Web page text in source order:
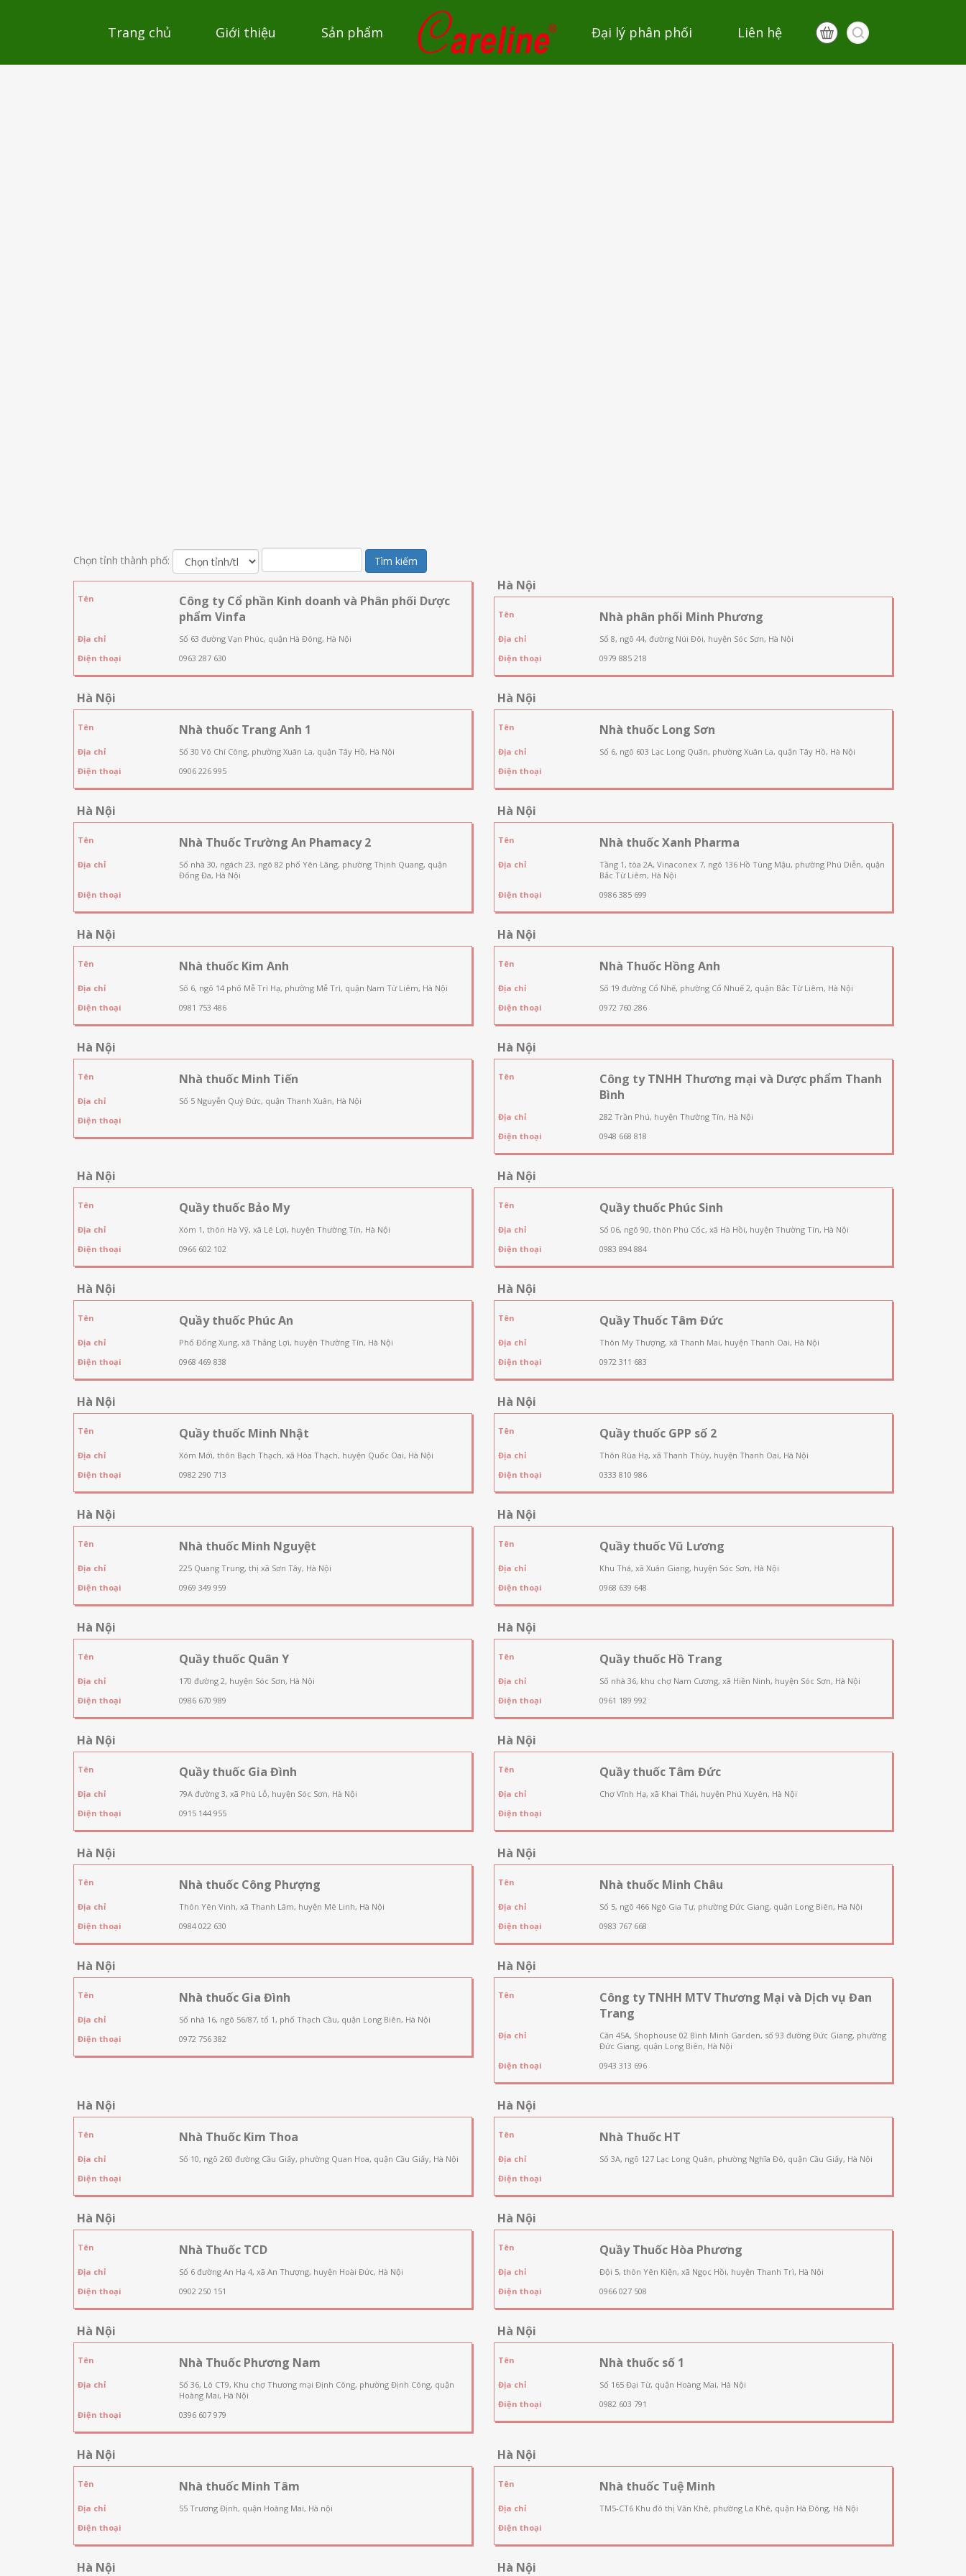
Trang chủ Giới thiệu Sản phẩm Đại lý phân phối Liên hệ
Chọn tỉnh thành phố: Tìm kiếm
Tên
Công ty Cổ phần Kinh doanh và Phân phối Dược
phẩm Vinfa
Địa chỉ
Số 63 đường Vạn Phúc, quận Hà Đông, Hà Nội
Điện thoại
0963 287 630
Hà Nội
Tên Nhà phân phối Minh Phương
Địa chỉ
Số 8, ngõ 44, đường Núi Đôi, huyện Sóc Sơn, Hà Nội
Điện thoại
0979 885 218
Hà Nội
Tên Nhà thuốc Trang Anh 1
Địa chỉ
Số 30 Võ Chí Công, phường Xuân La, quận Tây Hồ, Hà Nội
Điện thoại
0906 226 995
Hà Nội
Tên Nhà thuốc Long Sơn
Địa chỉ
Số 6, ngõ 603 Lạc Long Quân, phường Xuân La, quận Tây Hồ, Hà Nội
Điện thoại
Hà Nội
Tên Nhà Thuốc Trường An Phamacy 2
Địa chỉ
Số nhà 30, ngách 23, ngõ 82 phố Yên Lãng, phường Thịnh Quang, quận
Đống Đa, Hà Nội
Điện thoại
Hà Nội
Tên Nhà thuốc Xanh Pharma
Địa chỉ
Tầng 1, tòa 2A, Vinaconex 7, ngõ 136 Hồ Tùng Mậu, phường Phú Diễn, quận
Bắc Từ Liêm, Hà Nội
Điện thoại
0986 385 699
Hà Nội
Tên Nhà thuốc Kim Anh
Địa chỉ
Số 6, ngõ 14 phố Mễ Trì Hạ, phường Mễ Trì, quận Nam Từ Liêm, Hà Nội
Điện thoại
0981 753 486
Hà Nội
Tên Nhà Thuốc Hồng Anh
Địa chỉ
Số 19 đường Cổ Nhế, phường Cổ Nhuế 2, quận Bắc Từ Liêm, Hà Nội
Điện thoại
0972 760 286
Hà Nội
Tên Nhà thuốc Minh Tiến
Địa chỉ
Số 5 Nguyễn Quý Đức, quận Thanh Xuân, Hà Nội
Điện thoại
Hà Nội
Tên
Công ty TNHH Thương mại và Dược phẩm Thanh
Bình
Địa chỉ
282 Trần Phú, huyện Thường Tín, Hà Nội
Điện thoại
0948 668 818
Hà Nội
Tên Quầy thuốc Bảo My
Địa chỉ
Xóm 1, thôn Hà Vỹ, xã Lê Lợi, huyện Thường Tín, Hà Nội
Điện thoại
0966 602 102
Hà Nội
Tên Quầy thuốc Phúc Sinh
Địa chỉ
Số 06, ngõ 90, thôn Phú Cốc, xã Hà Hồi, huyện Thường Tín, Hà Nội
Điện thoại
0983 894 884
Hà Nội
Tên Quầy thuốc Phúc An
Địa chỉ
Phố Đống Xung, xã Thắng Lợi, huyện Thường Tín, Hà Nội
Điện thoại
0968 469 838
Hà Nội
Tên Quầy Thuốc Tâm Đức
Địa chỉ
Thôn My Thượng, xã Thanh Mai, huyện Thanh Oai, Hà Nội
Điện thoại
0972 311 683
Hà Nội
Tên Quầy thuốc Minh Nhật
Địa chỉ
Xóm Mới, thôn Bạch Thạch, xã Hòa Thạch, huyện Quốc Oai, Hà Nội
Điện thoại
0982 290 713
Hà Nội
Tên Quầy thuốc GPP số 2
Địa chỉ
Thôn Rùa Hạ, xã Thanh Thùy, huyện Thanh Oai, Hà Nội
Điện thoại
0333 810 986
Hà Nội
Tên Nhà thuốc Minh Nguyệt
Địa chỉ
225 Quang Trung, thị xã Sơn Tây, Hà Nội
Điện thoại
0969 349 959
Hà Nội
Tên Quầy thuốc Vũ Lương
Địa chỉ
Khu Thá, xã Xuân Giang, huyện Sóc Sơn, Hà Nội
Điện thoại
0968 639 648
Hà Nội
Tên Quầy thuốc Quân Y
Địa chỉ
170 đường 2, huyện Sóc Sơn, Hà Nội
Điện thoại
0986 670 989
Hà Nội
Tên Quầy thuốc Hồ Trang
Địa chỉ
Số nhà 36, khu chợ Nam Cương, xã Hiền Ninh, huyện Sóc Sơn, Hà Nội
Điện thoại
0961 189 992
Hà Nội
Tên Quầy thuốc Gia Đình
Địa chỉ
79A đường 3, xã Phù Lỗ, huyện Sóc Sơn, Hà Nội
Điện thoại
0915 144 955
Hà Nội
Tên Quầy thuốc Tâm Đức
Địa chỉ
Chợ Vĩnh Hạ, xã Khai Thái, huyện Phú Xuyên, Hà Nội
Điện thoại
Hà Nội
Tên Nhà thuốc Công Phượng
Địa chỉ
Thôn Yên Vinh, xã Thanh Lâm, huyện Mê Linh, Hà Nội
Điện thoại
0984 022 630
Hà Nội
Tên Nhà thuốc Minh Châu
Địa chỉ
Số 5, ngõ 466 Ngô Gia Tự, phường Đức Giang, quận Long Biên, Hà Nội
Điện thoại
0983 767 668
Hà Nội
Tên Nhà thuốc Gia Đình
Địa chỉ
Số nhà 16, ngõ 56/87, tổ 1, phố Thạch Cầu, quận Long Biên, Hà Nội
Điện thoại
0972 756 382
Hà Nội
Tên
Công ty TNHH MTV Thương Mại và Dịch vụ Đan
Trang
Địa chỉ
Căn 45A, Shophouse 02 Bình Minh Garden, số 93 đường Đức Giang, phường
Đức Giang, quận Long Biên, Hà Nội
Điện thoại
0943 313 696
Hà Nội
Tên Nhà Thuốc Kim Thoa
Địa chỉ
Số 10, ngõ 260 đường Cầu Giấy, phường Quan Hoa, quận Cầu Giấy, Hà Nội
Điện thoại
Hà Nội
Tên Nhà Thuốc HT
Địa chỉ
Số 3A, ngõ 127 Lạc Long Quân, phường Nghĩa Đô, quận Cầu Giấy, Hà Nội
Điện thoại
Hà Nội
Tên Nhà Thuốc TCD
Địa chỉ
Số 6 đường An Hạ 4, xã An Thượng, huyện Hoài Đức, Hà Nội
Điện thoại
0902 250 151
Hà Nội
Tên Quầy Thuốc Hòa Phương
Địa chỉ
Đội 5, thôn Yên Kiện, xã Ngọc Hồi, huyện Thanh Trì, Hà Nội
Điện thoại
0966 027 508
Hà Nội
Tên Nhà Thuốc Phương Nam
Địa chỉ
Số 36, Lô CT9, Khu chợ Thương mại Định Công, phường Định Công, quận
Hoàng Mai, Hà Nội
Điện thoại
0396 607 979
Hà Nội
Tên Nhà thuốc số 1
Địa chỉ
Số 165 Đại Từ, quận Hoàng Mai, Hà Nội
Điện thoại
0982 603 791
Hà Nội
Tên Nhà thuốc Minh Tâm
Địa chỉ
55 Trương Định, quận Hoàng Mai, Hà nội
Điện thoại
Hà Nội
Tên Nhà thuốc Tuệ Minh
Địa chỉ
TM5-CT6 Khu đô thị Văn Khê, phường La Khê, quận Hà Đông, Hà Nội
Điện thoại
Hà Nội Hà Nội